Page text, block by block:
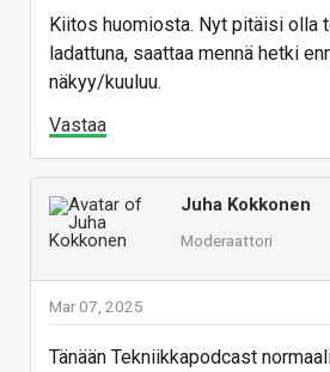
Kiitos huomiosta. Nyt pitäisi olla
ladattuna, saattaa mennä hetki
näkyy/kuuluu.
Vastaa
Juha Kokkonen
Moderaattori
Mar 07, 2025
Tänään Tekniikkapodcast